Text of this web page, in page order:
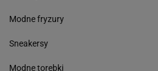
Modne fryzury
Sneakersy
Modne torebki